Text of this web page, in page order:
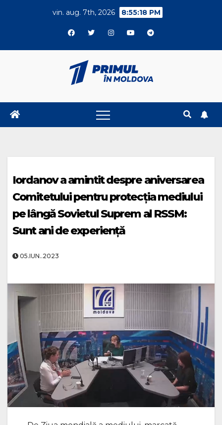
vin. aug. 7th, 2026 8:55:18 PM
Iordanov a amintit despre aniversarea
Comitetului pentru protecția mediului
pe lângă Sovietul Suprem al RSSM:
Sunt ani de experiență
05.IUN..2023